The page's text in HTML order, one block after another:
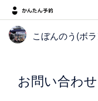
こぼんのう(ボ
お問い合わせ